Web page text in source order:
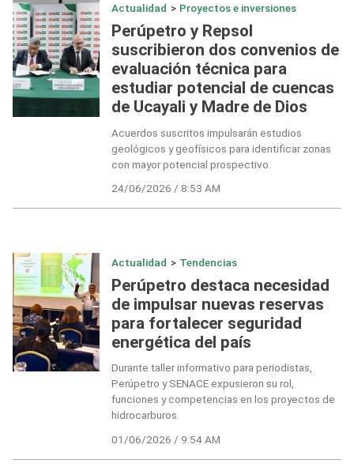
Actualidad > Proyectos e inversiones
Perúpetro y Repsol
suscribieron dos convenios de
evaluación técnica para
estudiar potencial de cuencas
de Ucayali y Madre de Dios
Acuerdos suscritos impulsarán estudios
geológicos y geofísicos para identificar zonas
con mayor potencial prospectivo.
24/06/2026 / 8:53 AM
Actualidad > Tendencias
Perúpetro destaca necesidad
de impulsar nuevas reservas
para fortalecer seguridad
energética del país
Durante taller informativo para periodistas,
Perúpetro y SENACE expusieron su rol,
funciones y competencias en los proyectos de
hidrocarburos.
01/06/2026 / 9:54 AM